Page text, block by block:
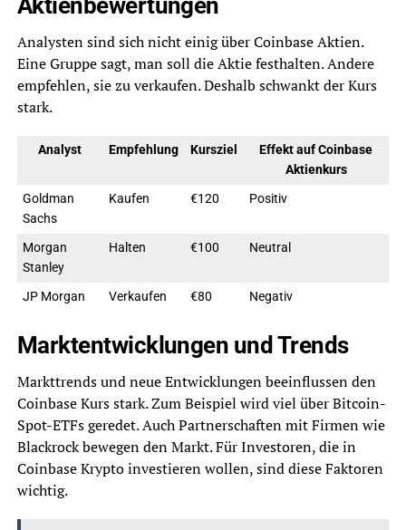
Aktienbewertungen
Analysten sind sich nicht einig über Coinbase Aktien.
Eine Gruppe sagt, man soll die Aktie festhalten. Andere
empfehlen, sie zu verkaufen. Deshalb schwankt der Kurs
stark.
Analyst Empfehlung Kursziel
Effekt auf Coinbase
Aktienkurs
Goldman
Sachs
Kaufen €120 Positiv
Morgan
Stanley
Halten €100 Neutral
JP Morgan Verkaufen €80 Negativ
Marktentwicklungen und Trends
Markttrends und neue Entwicklungen beeinflussen den
Coinbase Kurs stark. Zum Beispiel wird viel über Bitcoin-
Spot-ETFs geredet. Auch Partnerschaften mit Firmen wie
Blackrock bewegen den Markt. Für Investoren, die in
Coinbase Krypto investieren wollen, sind diese Faktoren
wichtig.